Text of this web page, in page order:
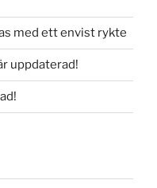
med ett envist rykte
uppdaterad!